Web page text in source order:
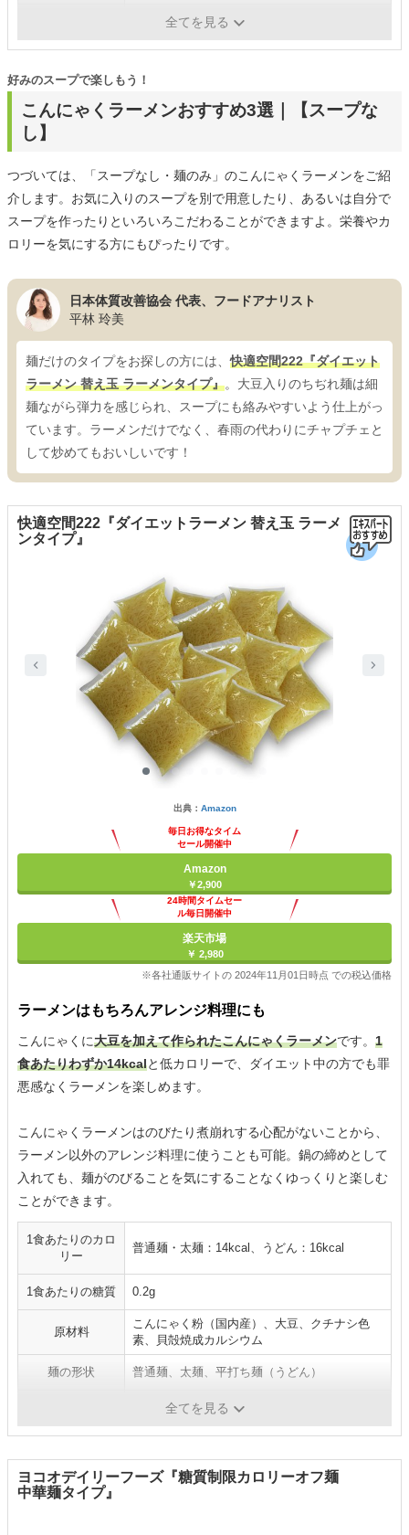
全てを見る
こんにゃくラーメンおすすめ3選｜【スープな
し】
好みのスープで楽しもう！
つづいては、「スープなし・麺のみ」のこんにゃくラーメンをご紹
介します。お気に入りのスープを別で用意したり、あるいは自分で
スープを作ったりといろいろこだわることができますよ。栄養やカ
ロリーを気にする方にもぴったりです。
日本体質改善協会 代表、フードアナリスト
平林 玲美
麺だけのタイプをお探しの方には、快適空間222『ダイエット
ラーメン 替え玉 ラーメンタイプ』。大豆入りのちぢれ麺は細
麺ながら弾力を感じられ、スープにも絡みやすいよう仕上がっ
ています。ラーメンだけでなく、春雨の代わりにチャプチェと
して炒めてもおいしいです！
快適空間222『ダイエットラーメン 替え玉 ラーメ
ンタイプ』
出典： Amazon
毎日お得なタイム
セール開催中
Amazon
￥2,900
24時間タイムセー
ル毎日開催中
楽天市場
￥ 2,980
※各社通販サイトの 2024年11月01日時点 での税込価格
ラーメンはもちろんアレンジ料理にも
こんにゃくに大豆を加えて作られたこんにゃくラーメンです。 1
食あたりわずか14kcalと低カロリーで、ダイエット中の方でも罪
悪感なくラーメンを楽しめます。
こんにゃくラーメンはのびたり煮崩れする心配がないことから、
ラーメン以外のアレンジ料理に使うことも可能。鍋の締めとして
入れても、麺がのびることを気にすることなくゆっくりと楽しむ
ことができます。
1食あたりのカロ
リー
普通麺・太麺：14kcal、うどん：16kcal
1食あたりの糖質 0.2g
原材料
こんにゃく粉（国内産）、大豆、クチナシ色
素、貝殻焼成カルシウム
麺の形状 普通麺、太麺、平打ち麺（うどん）
全てを見る
ヨコオデイリーフーズ『糖質制限カロリーオフ麺
中華麺タイプ』